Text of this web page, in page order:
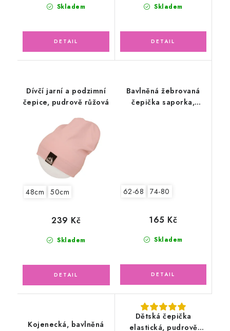
Skladem Skladem
Dívčí jarní a podzimní
čepice, pudrově růžová
48cm 50cm
Skladem
239 Kč
Bavlněná žebrovaná
čepička saporka,
62-68 74-80
Skladem
165 Kč
Kojenecká, bavlněná
Dětská čepička
elastická, pudrově